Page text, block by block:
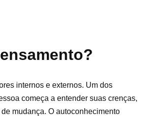
internos e externos. Um dos
começa a entender suas crenças,
mudança. O autoconhecimento